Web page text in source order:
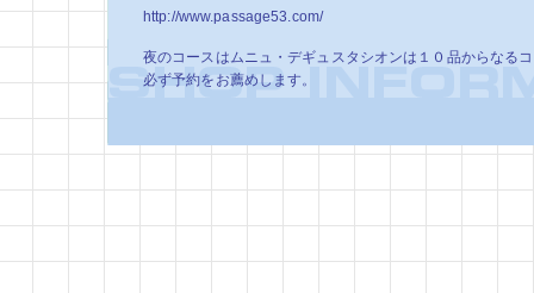
http://www.passage53.com/
夜のコースはムニュ・デギュスタシオンは１０品からなる
必ず予約をお薦めします。